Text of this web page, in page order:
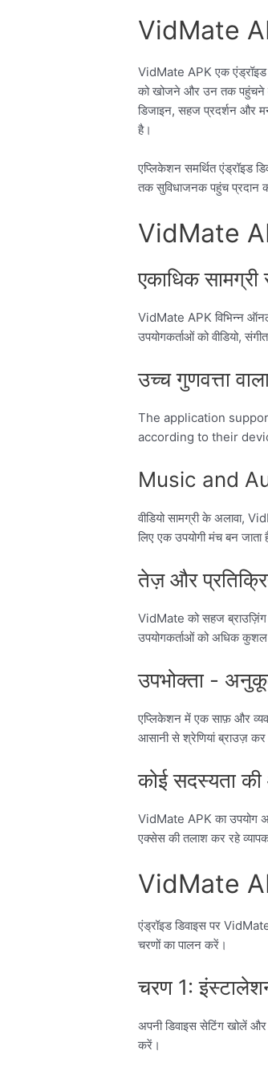
VidMate
VidMate APK एक एंड्रॉइड
को खोजने और उन तक पहुंचने
डिजाइन, सहज प्रदर्शन और
है।
एप्लिकेशन समर्थित एंड्रॉइड
तक सुविधाजनक पहुंच प्रदान
VidMate
एकाधिक सामग्री
VidMate APK विभिन्न
उपयोगकर्ताओं को वीडियो,
उच्च गुणवत्ता
The application
according to their
Music and
वीडियो सामग्री के अलावा,
लिए एक उपयोगी मंच बन जाता
तेज़ और
VidMate को सहज ब्राउज़िंग
उपयोगकर्ताओं को अधिक
उपभोक्ता -
एप्लिकेशन में एक साफ़ और
आसानी से श्रेणियां ब्राउज़
कोई सदस्यता
VidMate APK का उपयोग
एक्सेस की तलाश कर रहे
VidMate
एंड्रॉइड डिवाइस पर
चरणों का पालन करें।
चरण 1:
अपनी डिवाइस सेटिंग खोलें और
करें।